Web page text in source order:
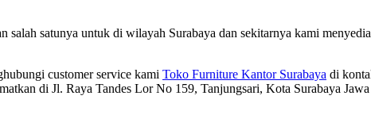
satunya untuk di wilayah Surabaya dan sekitarnya kami
customer service kami Toko Furniture Kantor Surabaya di
di Jl. Raya Tandes Lor No 159, Tanjungsari, Kota Surabaya